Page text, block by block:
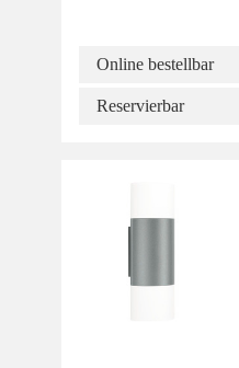
Online bestellbar
Reservierbar